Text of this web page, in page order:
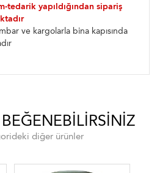
tedarik yapıldığından sipariş
ve kargolarla bina kapısında
diğer ürünler